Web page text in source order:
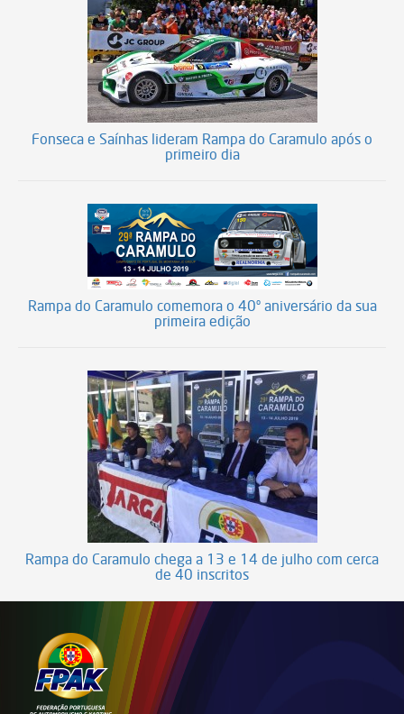
Fonseca e Saínhas lideram Rampa do Caramulo após o
primeiro dia
Rampa do Caramulo comemora o 40º aniversário da sua
primeira edição
Rampa do Caramulo chega a 13 e 14 de julho com cerca
de 40 inscritos